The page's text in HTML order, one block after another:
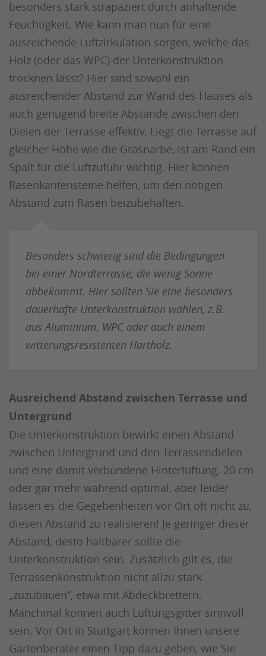
besonders stark strapaziert durch anhaltende
Feuchtigkeit. Wie kann man nun für eine
ausreichende Luftzirkulation sorgen, welche das
Holz (oder das WPC) der Unterkonstruktion
trocknen lässt? Hier sind sowohl ein
ausreichender Abstand zur Wand des Hauses als
auch genügend breite Abstände zwischen den
Dielen der Terrasse effektiv. Liegt die Terrasse auf
gleicher Höhe wie die Grasnarbe, ist am Rand ein
Spalt für die Luftzufuhr wichtig. Hier können
Rasenkantensteine helfen, um den nötigen
Abstand zum Rasen beizubehalten.
Besonders schwierig sind die Bedingungen
bei einer Nordterrasse, die wenig Sonne
abbekommt. Hier sollten Sie eine besonders
dauerhafte Unterkonstruktion wählen, z.B.
aus Aluminium, WPC oder auch einem
witterungsresistenten Hartholz.
Ausreichend Abstand zwischen Terrasse und
Untergrund
Die Unterkonstruktion bewirkt einen Abstand
zwischen Untergrund und den Terrassendielen
und eine damit verbundene Hinterlüftung. 20 cm
oder gar mehr während optimal, aber leider
lassen es die Gegebenheiten vor Ort oft nicht zu,
diesen Abstand zu realisieren! Je geringer dieser
Abstand, desto haltbarer sollte die
Unterkonstruktion sein. Zusätzlich gilt es, die
Terrassenkonstruktion nicht allzu stark
„zuzubauen“, etwa mit Abdeckbrettern.
Manchmal können auch Lüftungsgitter sinnvoll
sein. Vor Ort in Stuttgart können Ihnen unsere
Gartenberater einen Tipp dazu geben, wie Sie